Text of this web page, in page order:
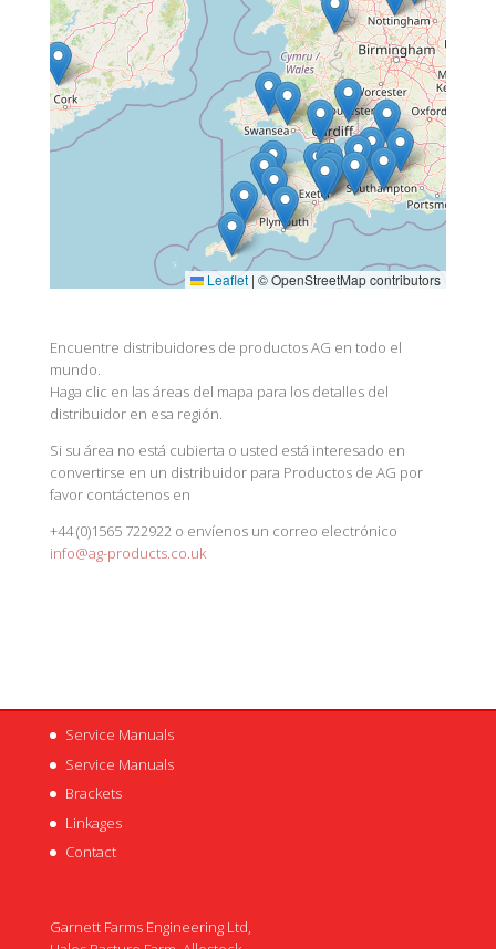
Leaflet | © OpenStreetMap contributors
Encuentre distribuidores de productos AG en todo el
mundo.
Haga clic en las áreas del mapa para los detalles del
distribuidor en esa región.
Si su área no está cubierta o usted está interesado en
convertirse en un distribuidor para Productos de AG por
favor contáctenos en
+44 (0)1565 722922 o envíenos un correo electrónico
info@ag-products.co.uk
Service Manuals
Service Manuals
Brackets
Linkages
Contact
Garnett Farms Engineering Ltd,